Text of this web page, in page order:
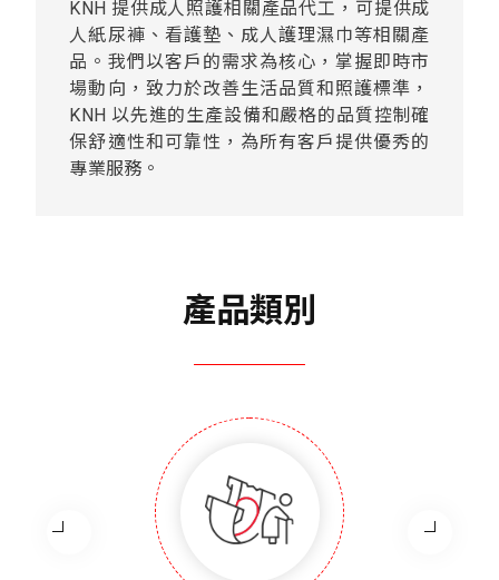
KNH 提供成人照護相關產品代工，可提供成
人紙尿褲、看護墊、成人護理濕巾等相關產
品。我們以客戶的需求為核心，掌握即時市
場動向，致力於改善生活品質和照護標準，
KNH 以先進的生產設備和嚴格的品質控制確
保舒適性和可靠性，為所有客戶提供優秀的
專業服務。
產品類別